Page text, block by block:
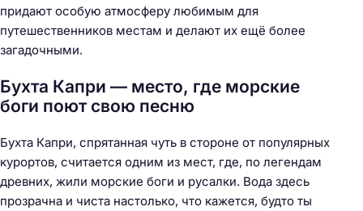
придают особую атмосферу любимым для
путешественников местам и делают их ещё более
загадочными.
Бухта Капри — место, где морские
боги поют свою песню
Бухта Капри, спрятанная чуть в стороне от популярных
курортов, считается одним из мест, где, по легендам
древних, жили морские боги и русалки. Вода здесь
прозрачна и чиста настолько, что кажется, будто ты